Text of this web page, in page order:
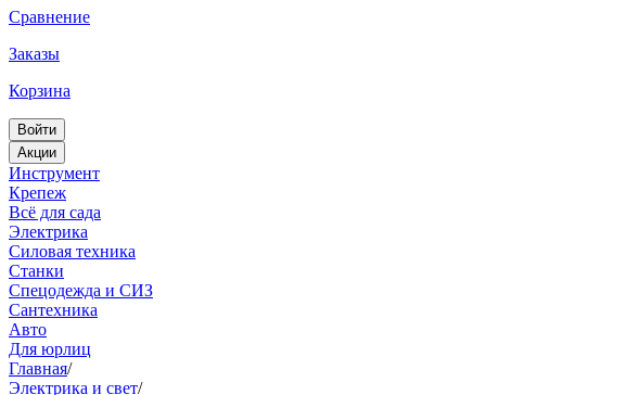
Сравнение
Заказы
Корзина
Войти
Акции
Инструмент
Крепеж
Всё для сада
Электрика
Силовая техника
Станки
Спецодежда и СИЗ
Сантехника
Авто
Для юрлиц
Главная/
Электрика и свет/